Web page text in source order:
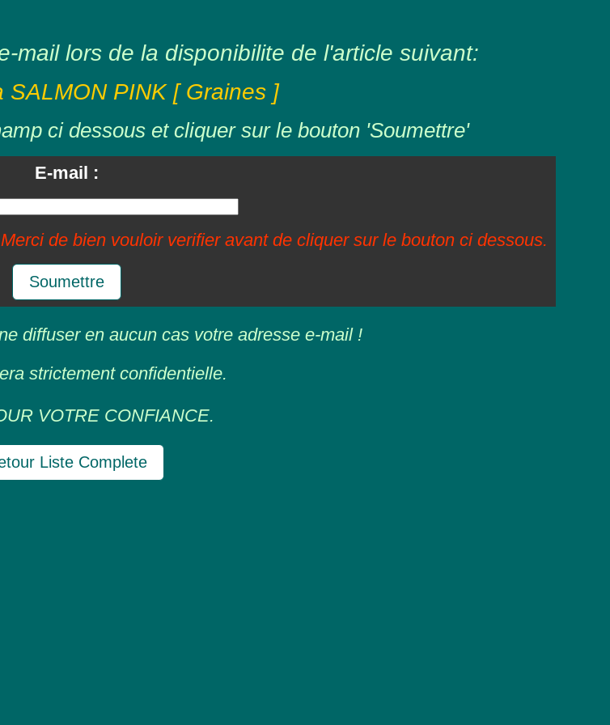
mail lors de la disponibilite de l'article suivant:
SALMON PINK [ Graines ]
ci dessous et cliquer sur le bouton 'Soumettre'
E-mail :
de bien vouloir verifier avant de cliquer sur le bouton ci dessous.
Soumettre
diffuser en aucun cas votre adresse e-mail !
strictement confidentielle.
VOTRE CONFIANCE.
Liste Complete